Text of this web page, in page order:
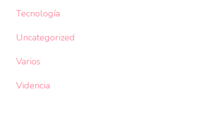
Tecnología
Uncategorized
Varios
Videncia